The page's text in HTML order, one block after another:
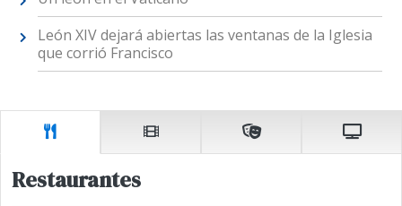
León XIV dejará abiertas las ventanas de la Iglesia
que corrió Francisco
Restaurantes